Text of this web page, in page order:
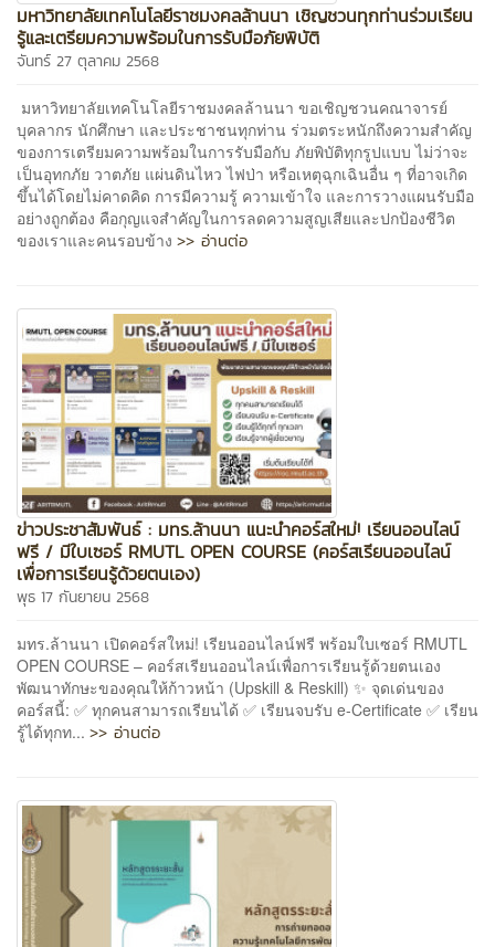
มหาวิทยาลัยเทคโนโลยีราชมงคลล้านนา เชิญชวนทุกท่านร่วมเรียน
รู้และเตรียมความพร้อมในการรับมือภัยพิบัติ
จันทร์ 27 ตุลาคม 2568
มหาวิทยาลัยเทคโนโลยีราชมงคลล้านนา ขอเชิญชวนคณาจารย์
บุคลากร นักศึกษา และประชาชนทุกท่าน ร่วมตระหนักถึงความสำคัญ
ของการเตรียมความพร้อมในการรับมือกับ ภัยพิบัติทุกรูปแบบ ไม่ว่าจะ
เป็นอุทกภัย วาตภัย แผ่นดินไหว ไฟป่า หรือเหตุฉุกเฉินอื่น ๆ ที่อาจเกิด
ขึ้นได้โดยไม่คาดคิด การมีความรู้ ความเข้าใจ และการวางแผนรับมือ
อย่างถูกต้อง คือกุญแจสำคัญในการลดความสูญเสียและปกป้องชีวิต
ของเราและคนรอบข้าง >> อ่านต่อ
ข่าวประชาสัมพันธ์ : มทร.ล้านนา แนะนำคอร์สใหม่! เรียนออนไลน์
ฟรี / มีใบเซอร์ RMUTL OPEN COURSE (คอร์สเรียนออนไลน์
เพื่อการเรียนรู้ด้วยตนเอง)
พุธ 17 กันยายน 2568
มทร.ล้านนา เปิดคอร์สใหม่! เรียนออนไลน์ฟรี พร้อมใบเซอร์ RMUTL
OPEN COURSE – คอร์สเรียนออนไลน์เพื่อการเรียนรู้ด้วยตนเอง
พัฒนาทักษะของคุณให้ก้าวหน้า (Upskill & Reskill) ✨ จุดเด่นของ
คอร์สนี้: ✅ ทุกคนสามารถเรียนได้ ✅ เรียนจบรับ e-Certificate ✅ เรียน
รู้ได้ทุกท... >> อ่านต่อ